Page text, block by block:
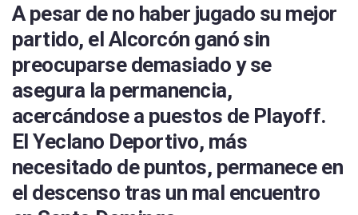
A pesar de no haber jugado su mejor
partido, el Alcorcón ganó sin
preocuparse demasiado y se
asegura la permanencia,
acercándose a puestos de Playoff.
El Yeclano Deportivo, más
necesitado de puntos, permanece en
el descenso tras un mal encuentro